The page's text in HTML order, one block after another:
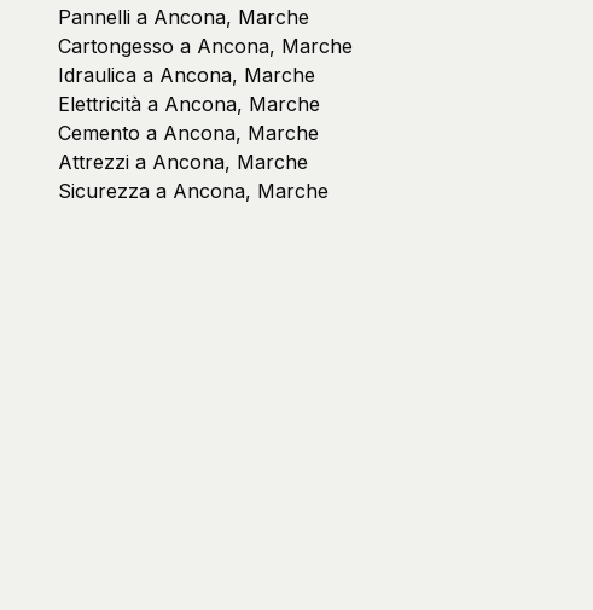
Pannelli a Ancona, Marche
Cartongesso a Ancona, Marche
Idraulica a Ancona, Marche
Elettricità a Ancona, Marche
Cemento a Ancona, Marche
Attrezzi a Ancona, Marche
Sicurezza a Ancona, Marche